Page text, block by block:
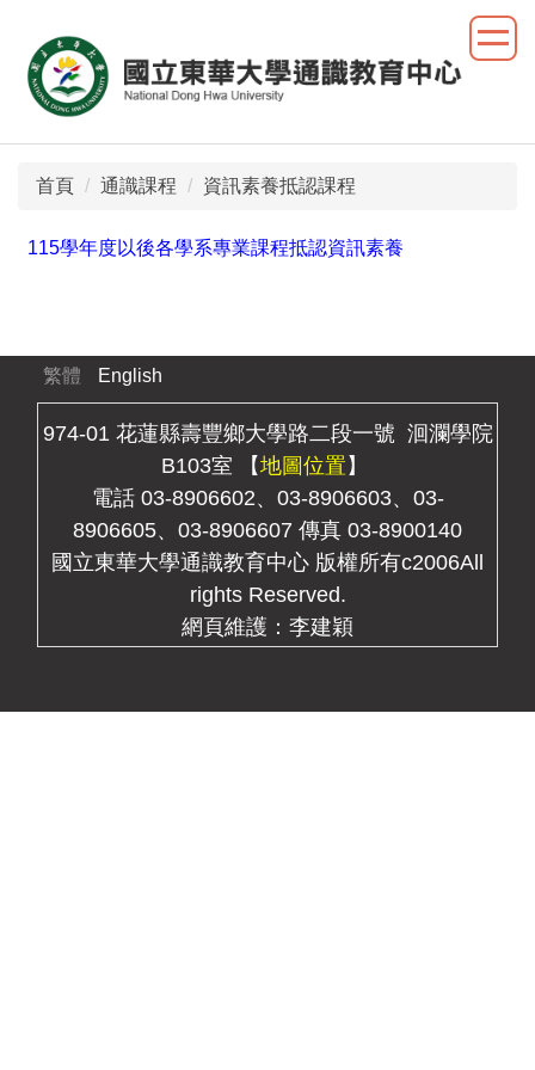
主
首頁 通識課程 資訊素養抵認課程
115學年度以後各學系專業課程抵認資訊素養
繁體 English
974-01 花蓮縣壽豐鄉大學路二段一號 洄瀾學院
B103室 【地圖位置 】
電話 03-8906602、03-8906603、03-
8906605、03-8906607 傳真 03-8900140
國立東華大學通識教育中心 版權所有c2006All
rights Reserved.
網頁維護：李建穎